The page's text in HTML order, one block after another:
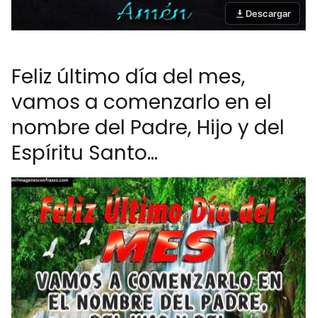
Descargar
Feliz último día del mes,
vamos a comenzarlo en el
nombre del Padre, Hijo y del
Espíritu Santo...